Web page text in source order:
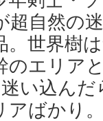
超自然の
。世界樹
のエリア
い込んだ
アばかり